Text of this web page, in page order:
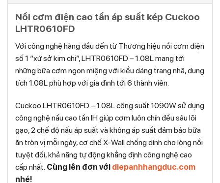
Nồi cơm điện cao tần áp suất kép Cuckoo
LHTR0610FD
Với công nghệ hàng đầu đến từ Thương hiệu nồi cơm điện
số 1 “xứ sở kim chi”, LHTR0610FD – 1.08Lmang tới
những bữa cơm ngon miệng với kiểu dáng trang nhã, dung
tích 1.08L phù hợp với gia đình tới 6 thành viên.
Cuckoo LHTR0610FD – 1.08Lcông suất 1090W sử dụng
công nghệ nấu cao tần IH giúp cơm luôn chín đều sâu lõi
gạo, 2 chế độ nấu áp suất và không áp suất đảm bảo bữa
ăn tròn vị mỗi ngày, cơ chế X-Wall chống dính cho lòng nồi
tuyệt đối, khả năng tự động khẳng định công nghệ cao
cấp nhất. Cùng lên đơn với diepanhhangduc.com
nhé!